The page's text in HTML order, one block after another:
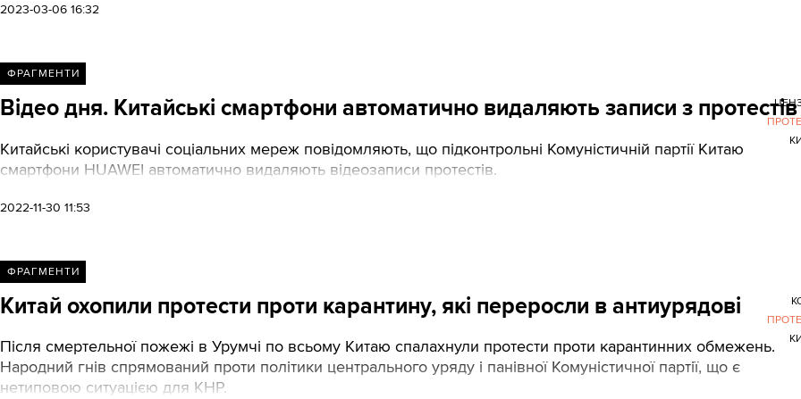
2023-03-06 16:32
ФРАГМЕНТИ
Відео дня. Китайські смартфони автоматично видаляють записи з протестів
Китайські користувачі соціальних мереж повідомляють, що підконтрольні Комуністичній партії Китаю
смартфони HUAWEI автоматично видаляють відеозаписи протестів.
2022-11-30 11:53
ФРАГМЕНТИ
Китай охопили протести проти карантину, які переросли в антиурядові
Після смертельної пожежі в Урумчі по всьому Китаю спалахнули протести проти карантинних обмежень.
Народний гнів спрямований проти політики центрального уряду і панівної Комуністичної партії, що є
нетиповою ситуацією для КНР.